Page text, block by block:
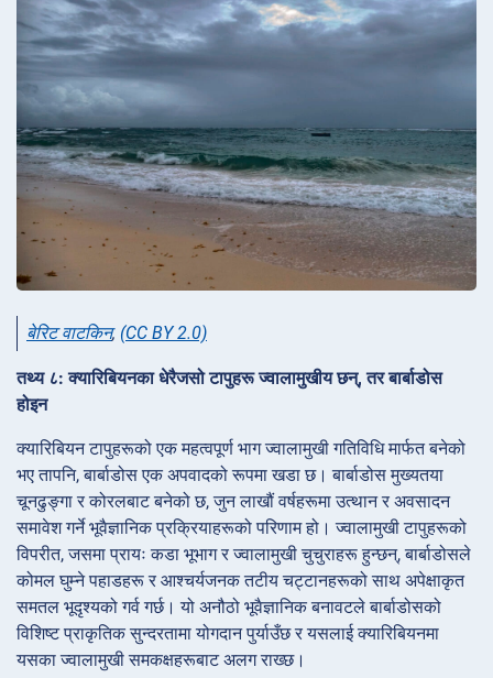
बेरिट वाटकिन, (CC BY 2.0)
तथ्य ८: क्यारिबियनका धेरैजसो टापुहरू ज्वालामुखीय छन्, तर बार्बाडोस
होइन
क्यारिबियन टापुहरूको एक महत्वपूर्ण भाग ज्वालामुखी गतिविधि मार्फत बनेको
भए तापनि, बार्बाडोस एक अपवादको रूपमा खडा छ। बार्बाडोस मुख्यतया
चूनढुङ्गा र कोरलबाट बनेको छ, जुन लाखौं वर्षहरूमा उत्थान र अवसादन
समावेश गर्ने भूवैज्ञानिक प्रक्रियाहरूको परिणाम हो। ज्वालामुखी टापुहरूको
विपरीत, जसमा प्रायः कडा भूभाग र ज्वालामुखी चुचुराहरू हुन्छन्, बार्बाडोसले
कोमल घुम्ने पहाडहरू र आश्चर्यजनक तटीय चट्टानहरूको साथ अपेक्षाकृत
समतल भूदृश्यको गर्व गर्छ। यो अनौठो भूवैज्ञानिक बनावटले बार्बाडोसको
विशिष्ट प्राकृतिक सुन्दरतामा योगदान पुर्याउँछ र यसलाई क्यारिबियनमा
यसका ज्वालामुखी समकक्षहरूबाट अलग राख्छ।